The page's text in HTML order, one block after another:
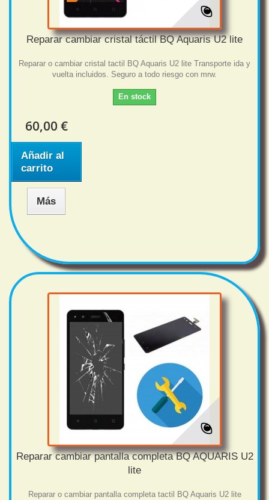
Reparar cambiar cristal táctil BQ Aquaris U2 lite
Reparar o cambiar cristal tactil BQ Aquaris U2 lite Transporte ida y
vuelta incluidos. Seguro a todo riesgo con mrw.
En stock
60,00 €
Añadir al
carrito
Más
Reparar cambiar pantalla completa BQ AQUARIS U2
lite
Reparar o cambiar pantalla completa tactil BQ Aquaris U2 lite